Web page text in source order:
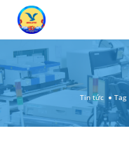
Tin tức Tag